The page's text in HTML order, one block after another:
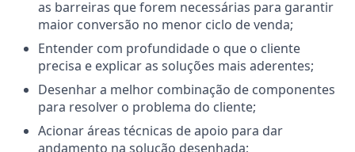
as barreiras que forem necessárias para garantir
maior conversão no menor ciclo de venda;
Entender com profundidade o que o cliente
precisa e explicar as soluções mais aderentes;
Desenhar a melhor combinação de componentes
para resolver o problema do cliente;
Acionar áreas técnicas de apoio para dar
andamento na solução desenhada;